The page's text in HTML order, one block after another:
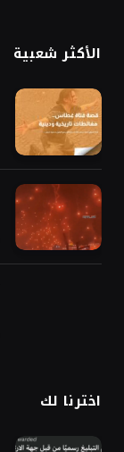
الأكثر شعبية
اخترنا لك